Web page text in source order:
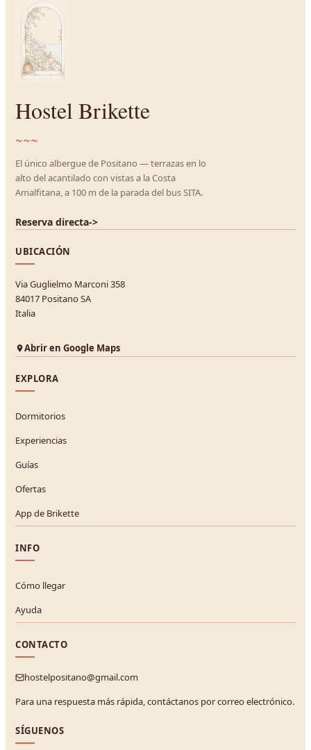
Hostel Brikette
~~~
El único albergue de Positano — terrazas en lo
alto del acantilado con vistas a la Costa
Amalfitana, a 100 m de la parada del bus SITA.
Reserva directa->
UBICACIÓN
Via Guglielmo Marconi 358
84017 Positano SA
Italia
Abrir en Google Maps
EXPLORA
Dormitorios
Experiencias
Guías
Ofertas
App de Brikette
INFO
Cómo llegar
Ayuda
CONTACTO
hostelpositano@gmail.com
Para una respuesta más rápida, contáctanos por correo electrónico.
SÍGUENOS